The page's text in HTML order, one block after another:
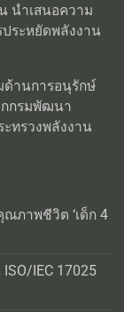
นำเสนอความ
ประหยัดพลังงาน
ด้านการอนุรักษ์
กกรมพัฒนา
ทรวงพลังงาน
ภาพชีวิต ‘เด็ก 4
IEC 17025